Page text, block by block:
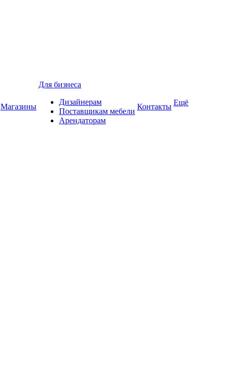
Магазины
Для бизнеса
Дизайнерам
Поставщикам мебели
Арендаторам
Контакты Ещё